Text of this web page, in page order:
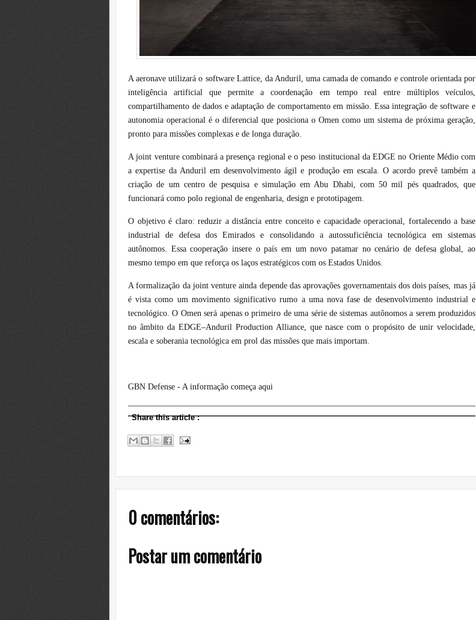
A aeronave utilizará o software Lattice, da Anduril, uma camada de comando e controle orientada por
inteligência artificial que permite a coordenação em tempo real entre múltiplos veículos,
compartilhamento de dados e adaptação de comportamento em missão. Essa integração de software e
autonomia operacional é o diferencial que posiciona o Omen como um sistema de próxima geração,
pronto para missões complexas e de longa duração.
A joint venture combinará a presença regional e o peso institucional da EDGE no Oriente Médio com
a expertise da Anduril em desenvolvimento ágil e produção em escala. O acordo prevê também a
criação de um centro de pesquisa e simulação em Abu Dhabi, com 50 mil pés quadrados, que
funcionará como polo regional de engenharia, design e prototipagem.
O objetivo é claro: reduzir a distância entre conceito e capacidade operacional, fortalecendo a base
industrial de defesa dos Emirados e consolidando a autossuficiência tecnológica em sistemas
autônomos. Essa cooperação insere o país em um novo patamar no cenário de defesa global, ao
mesmo tempo em que reforça os laços estratégicos com os Estados Unidos.
A formalização da joint venture ainda depende das aprovações governamentais dos dois países, mas já
é vista como um movimento significativo rumo a uma nova fase de desenvolvimento industrial e
tecnológico. O Omen será apenas o primeiro de uma série de sistemas autônomos a serem produzidos
no âmbito da EDGE–Anduril Production Alliance, que nasce com o propósito de unir velocidade,
escala e soberania tecnológica em prol das missões que mais importam.
GBN Defense - A informação começa aqui
Share this article:
0 comentários:
Postar um comentário